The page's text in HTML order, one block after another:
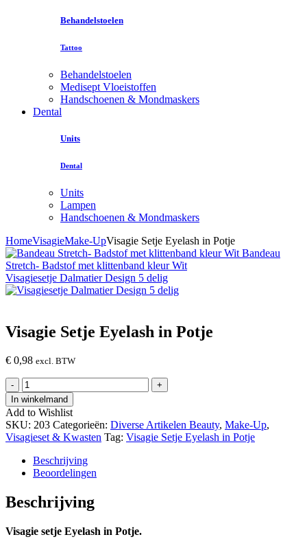
Behandelstoelen
Tattoo
Behandelstoelen
Medisept Vloeistoffen
Handschoenen & Mondmaskers
Dental
Units
Dental
Units
Lampen
Handschoenen & Mondmaskers
HomeVisagieMake-UpVisagie Setje Eyelash in Potje
Bandeau
Stretch- Badstof met klittenband kleur Wit
Visagiesetje Dalmatier Design 5 delig
Visagie Setje Eyelash in Potje
€ 0,98 excl. BTW
-
Visagie
Setje
Eyelash
in
Potje
hoeveelheid
+
In winkelmand
Add to Wishlist
SKU: 203 Categorieën: Diverse Artikelen Beauty, Make-Up,
Visagieset & Kwasten Tag: Visagie Setje Eyelash in Potje
Beschrijving
Beoordelingen
Beschrijving
Visagie setje Eyelash in Potje.